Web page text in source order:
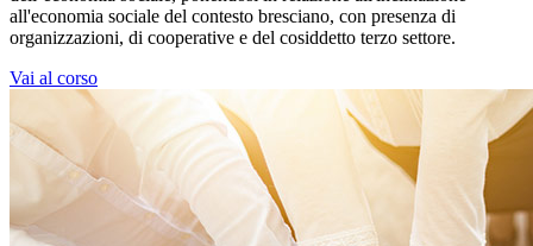
all'economia sociale del contesto bresciano, con presenza di
organizzazioni, di cooperative e del cosiddetto terzo settore.
Vai al corso